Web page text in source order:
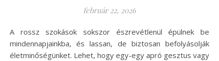
február 22, 2026
A rossz szokások sokszor észrevétlenül épülnek be
mindennapjainkba, és lassan, de biztosan befolyásolják
életminőségünket. Lehet, hogy egy-egy apró gesztus vagy